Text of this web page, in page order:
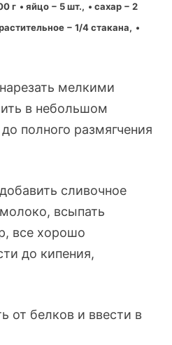
г • яйцо − 5 шт., • сахар − 2
− 1/4 стакана, •
мелкими
в небольшом
полного размягчения
сливочное
всыпать
все хорошо
до кипения,
от белков и ввести в